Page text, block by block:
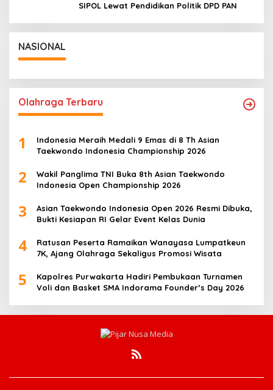
SIPOL Lewat Pendidikan Politik DPD PAN
NASIONAL
Olahraga Terbaru
1
Indonesia Meraih Medali 9 Emas di 8 Th Asian
Taekwondo Indonesia Championship 2026
2
Wakil Panglima TNI Buka 8th Asian Taekwondo
Indonesia Open Championship 2026
3
Asian Taekwondo Indonesia Open 2026 Resmi Dibuka,
Bukti Kesiapan RI Gelar Event Kelas Dunia
4
Ratusan Peserta Ramaikan Wanayasa Lumpatkeun
7K, Ajang Olahraga Sekaligus Promosi Wisata
5
Kapolres Purwakarta Hadiri Pembukaan Turnamen
Voli dan Basket SMA Indorama Founder’s Day 2026